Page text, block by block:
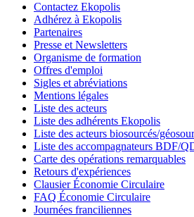
Contactez Ekopolis
Adhérez à Ekopolis
Partenaires
Presse et Newsletters
Organisme de formation
Offres d'emploi
Sigles et abréviations
Mentions légales
Liste des acteurs
Liste des adhérents Ekopolis
Liste des acteurs biosourcés/
Liste des accompagnateurs BDF/
Carte des opérations remarquables
Retours d'expériences
Clausier Économie Circulaire
FAQ Économie Circulaire
Journées franciliennes